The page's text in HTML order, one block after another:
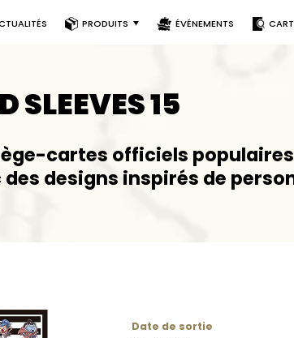
PRODUITS ÉVÉNEMENTS
SLEEVES 15
cartes officiels
designs inspirés de
Date de sortie